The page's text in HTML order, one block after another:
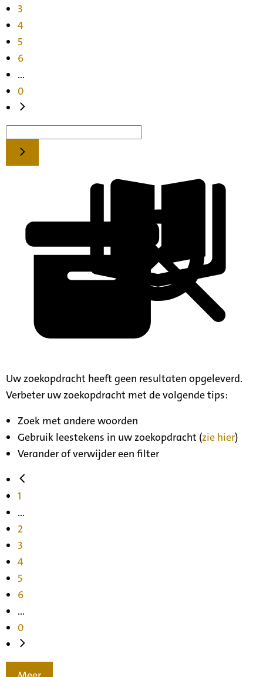
3
4
5
6
...
0
Uw zoekopdracht heeft geen resultaten opgeleverd.
Verbeter uw zoekopdracht met de volgende tips:
Zoek met andere woorden
Gebruik leestekens in uw zoekopdracht (zie hier)
Verander of verwijder een filter
1
...
2
3
4
5
6
...
0